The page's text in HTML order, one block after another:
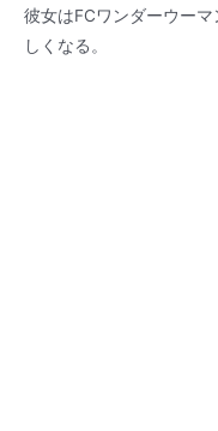
彼女はFCワンダーウー
しくなる。